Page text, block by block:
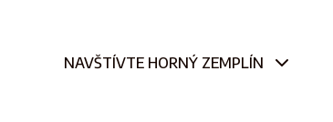
NAVŠTÍVTE HORNÝ ZEMPLÍN